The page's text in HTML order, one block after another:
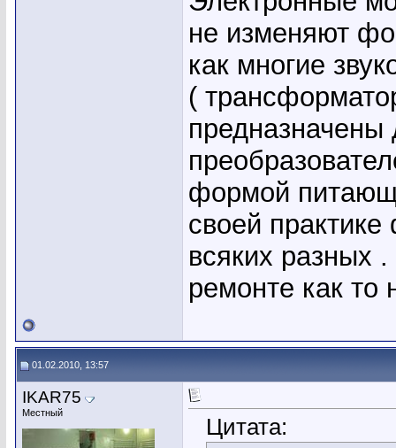
не изменяют
как многие
(
формой
своей
всяких разных
ремонте как то
01.02.2010, 13:57
IKAR75
Местный
Цитата: